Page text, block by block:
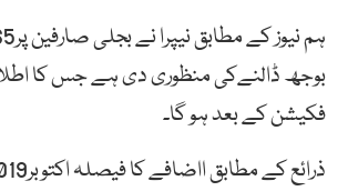
بوجھ ڈالنےکی منظوری دی ہے جس کا
فکیشن کے بعد ہو گا۔